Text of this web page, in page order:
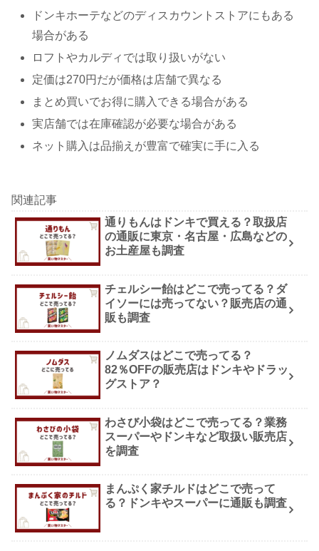
ドンキホーテなどのディスカウントストアにもある
場合がある
ロフトやカルディでは取り扱いがない
定価は270円だが価格は店舗で異なる
まとめ買いでお得に購入できる場合がある
実店舗では在庫確認が必要な場合がある
ネット購入は品揃えが豊富で確実に手に入る
関連記事
通りもんはドンキで買える？取扱店
の通販に東京・名古屋・広島などの
お土産屋も調査
チェルシー飴はどこで売ってる？ダ
イソーには売ってない？販売店の通
販も調査
ノムダスはどこで売ってる？
82％OFFの販売店はドンキやドラッ
グストア？
わさび小袋はどこで売ってる？業務
スーパーやドンキなど取扱い販売店
を調査
まんぷく家チルドはどこで売って
る？ドンキやスーパーに通販も調査